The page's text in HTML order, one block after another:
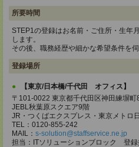
所要時間
STEP1の登録はお名前・ご住所・生年
します。
その後、職務経歴や細かな希望条件を伺
登録場所
【東京/日本橋/千代田 オフィス】
〒101-0022 東京都千代田区神田練塀町
JEBL秋葉原スクエア9階
JR・つくばエクスプレス・東京メト
TEL：0120-855-242
MAIL： s-solution@staffservice.ne.jp
担当：ITソリューションブロック 登録